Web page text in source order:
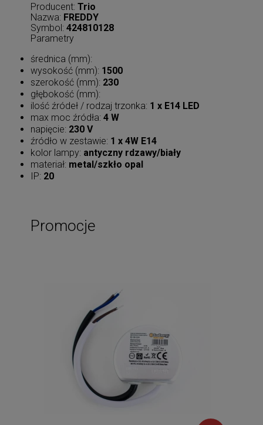
Producent: Trio
Nazwa: FREDDY
Symbol: 424810128
Parametry
średnica (mm):
wysokość (mm): 1500
szerokość (mm): 230
głębokość (mm):
ilość źródeł / rodzaj trzonka: 1 x E14 LED
max moc źródła: 4 W
napięcie: 230 V
źródło w zestawie: 1 x 4W E14
kolor lampy: antyczny rdzawy/biały
materiał: metal/szkło opal
IP: 20
Promocje